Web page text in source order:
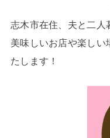
志木市在住、夫と二人
美味しいお店や楽しい
たします！